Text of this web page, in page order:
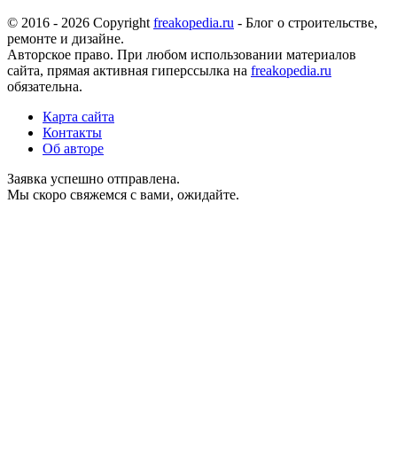
© 2016 - 2026 Copyright freakopedia.ru - Блог о строительстве,
ремонте и дизайне.
Авторское право. При любом использовании материалов
сайта, прямая активная гиперссылка на freakopedia.ru
обязательна.
Карта сайта
Контакты
Об авторе
Заявка успешно отправлена.
Мы скоро свяжемся с вами, ожидайте.